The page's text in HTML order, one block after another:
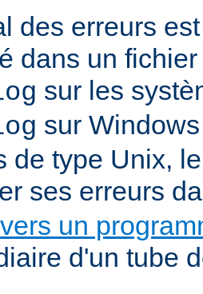
des erreurs
dans un
sur les
sur
de type Unix,
ses erreurs
un
d'un tube